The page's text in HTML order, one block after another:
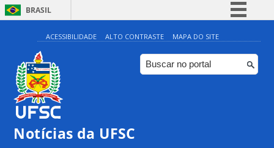
BRASIL
Simplifique!
Comunica BR
Participe
ACESSIBILIDADE ALTO CONTRASTE MAPA DO SITE
Notícias da UFSC